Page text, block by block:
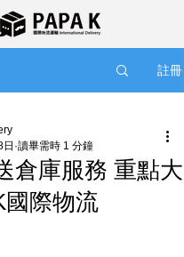
註冊
倉庫服務 重點大
國際物流
讀畢需時 1 分鐘